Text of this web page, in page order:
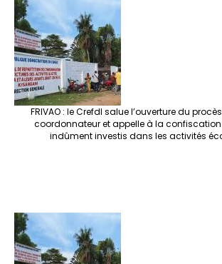
FRIVAO : le Crefdl salue l’ouverture du
coordonnateur et appelle à la
indûment investis dans les activités